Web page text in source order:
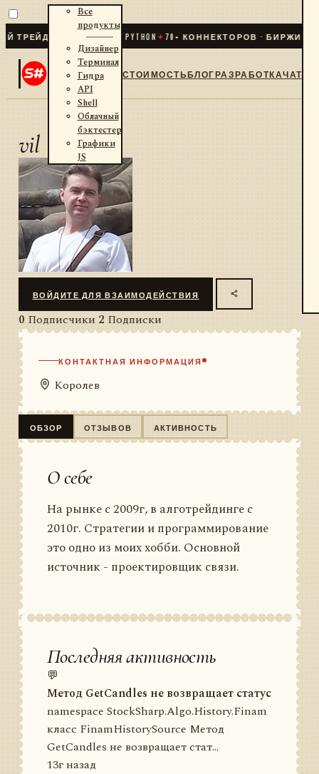
ДЛЯ .NET И PYTHON✦70+ КОННЕКТОРОВ · БИРЖИ ·
Все
продукты
Дизайнер
Терминал
Гидра
API
Shell
Облачный
бэктестер
Графики
JS
СТОИМОСТЬБЛОГРАЗРАБОТКАЧАТ
vil
ВОЙДИТЕ ДЛЯ ВЗАИМОДЕЙСТВИЯ
0 Подписчики 2 Подписки
КОНТАКТНАЯ ИНФОРМАЦИЯ
Королев
ОБЗОР ОТЗЫВОВ АКТИВНОСТЬ
О себе
На рынке с 2009г, в алготрейдинге с
2010г. Стратегии и программирование
это одно из моих хобби. Основной
источник - проектировщик связи.
Последняя активность
💬
Метод GetCandles не возвращает статус
namespace StockSharp.Algo.History.Finam
класс FinamHistorySource Метод
GetCandles не возвращает стат...
13г назад